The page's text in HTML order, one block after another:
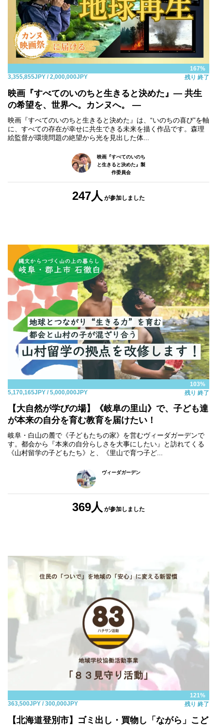
167%
3,355,855JPY / 2,000,000JPY 残り 終了
映画『すべてのいのちと生きると決めた』― 共生
の希望を、世界へ。カンヌへ。 ―
映画『すべてのいのちと生きると決めた』は、“いのちの喜び”を軸
に、すべての存在が幸せに共生できる未来を描く作品です。森理
絵監督が環境問題の絶望から光を見出した体...
映画『すべてのいのち
と生きると決めた』製
作委員会
247人 が参加しました
103%
5,170,165JPY / 5,000,000JPY 残り 終了
【大自然が学びの場】《岐阜の里山》で、子ども達
が本来の自分を育む教育を届けたい！
岐阜・白山の麓で《子どもたちの家》を営むヴィーダガーデンで
す。都会から『本来の自分らしさを大事にしたい』と訪れてくる
《山村留学の子どもたち》と、《里山で育つ子ど...
ヴィーダガーデン
369人 が参加しました
121%
363,500JPY / 300,000JPY 残り 終了
【北海道登別市】ゴミ出し・買物し「ながら」こど